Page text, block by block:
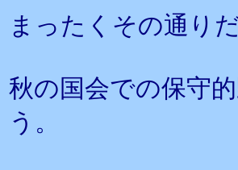
まったくその通り
秋の国会での保守
う。